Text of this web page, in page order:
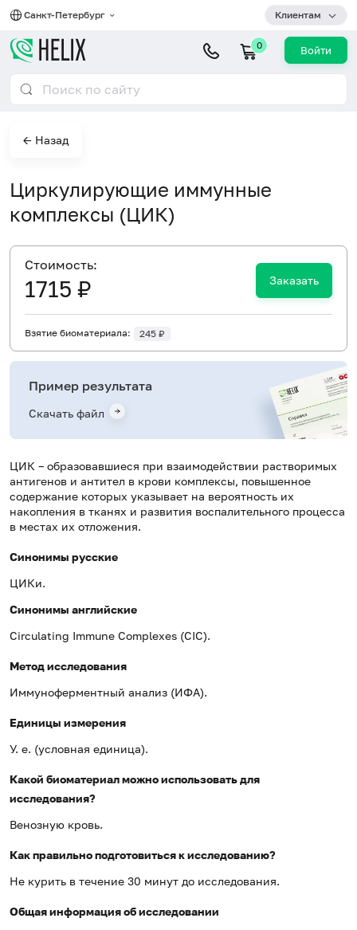
Санкт-Петербург Клиентам
0 Войти
← Назад
Циркулирующие иммунные
комплексы (ЦИК)
ЦИК – образовавшиеся при взаимодействии растворимых
антигенов и антител в крови комплексы, повышенное
содержание которых указывает на вероятность их
накопления в тканях и развития воспалительного процесса
в местах их отложения.
Синонимы русские
ЦИКи.
Синонимы английские
Circulating Immune Complexes (CIC).
Метод исследования
Иммуноферментный анализ (ИФА).
Единицы измерения
У. е. (условная единица).
Какой биоматериал можно использовать для
исследования?
Венозную кровь.
Как правильно подготовиться к исследованию?
Не курить в течение 30 минут до исследования.
Общая информация об исследовании
Cтоимость:
1715 ₽ Заказать
Взятие биоматериала: 245 ₽
Пример результата
Скачать файл